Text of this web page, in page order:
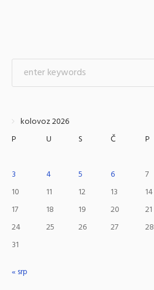
kolovoz 2026
P
U S Č P
3
4 5 6 7
10
11 12 13 14
17
18 19 20 21
24
25 26 27 28
31
« srp